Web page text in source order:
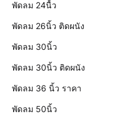
พัดลม 24นื้ว
พัดลม 26นิ้ว ติดผนัง
พัดลม 30นิ้ว
พัดลม 30นิ้ว ติดผนัง
พัดลม 36 นิ้ว ราคา
พัดลม 50นิ้ว